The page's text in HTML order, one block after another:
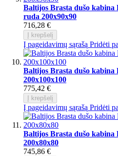
Baltijos Brasta dušo
ruda 200x90x90
716,28 €
Į krepšelį
Į pageidavimų sąrašą Pridėti
Baltijos Brasta dušo
200x100x100
775,42 €
Į krepšelį
Į pageidavimų sąrašą Pridėti
Baltijos Brasta dušo
200x80x80
745,86 €